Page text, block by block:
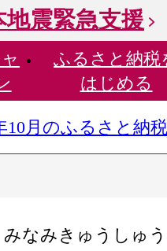
地震緊急支援
ふるさと納税
はじめる
10月のふるさと納
なみきゅうしゅ